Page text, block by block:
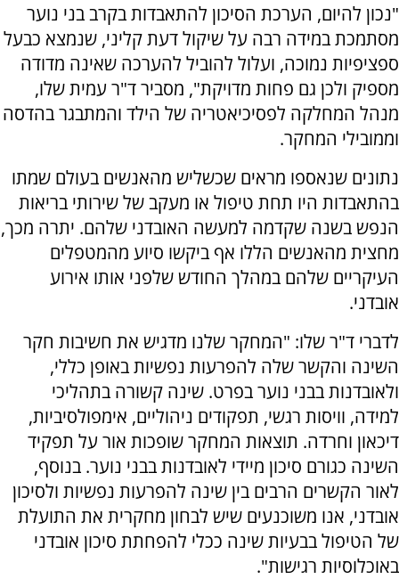
"נכון להיום, הערכת הסיכון להתאבדות בקרב בני נוער
מסתמכת במידה רבה על שיקול דעת קליני, שנמצא כבעל
ספציפיות נמוכה, ועלול להוביל להערכה שאינה מדודה
מספיק ולכן גם פחות מדויקת", מסביר ד"ר עמית שלו,
מנהל המחלקה לפסיכיאטריה של הילד והמתבגר בהדסה
וממובילי המחקר.
נתונים שנאספו מראים שכשליש מהאנשים בעולם שמתו
בהתאבדות היו תחת טיפול או מעקב של שירותי בריאות
הנפש בשנה שקדמה למעשה האובדני שלהם. יתרה מכך,
מחצית מהאנשים הללו אף ביקשו סיוע מהמטפלים
העיקריים שלהם במהלך החודש שלפני אותו אירוע
אובדני.
לדברי ד"ר שלו: "המחקר שלנו מדגיש את חשיבות חקר
השינה והקשר שלה להפרעות נפשיות באופן כללי,
ולאובדנות בבני נוער בפרט. שינה קשורה בתהליכי
למידה, וויסות רגשי, תפקודים ניהוליים, אימפולסיביות,
דיכאון וחרדה. תוצאות המחקר שופכות אור על תפקיד
השינה כגורם סיכון מיידי לאובדנות בבני נוער. בנוסף,
לאור הקשרים הרבים בין שינה להפרעות נפשיות ולסיכון
אובדני, אנו משוכנעים שיש לבחון מחקרית את התועלת
של הטיפול בבעיות שינה ככלי להפחתת סיכון אובדני
באוכלוסיות רגישות".